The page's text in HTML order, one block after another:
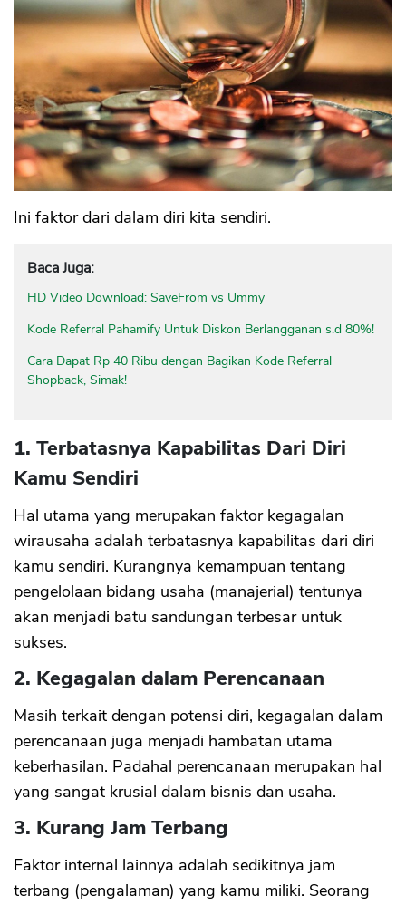
Ini faktor dari dalam diri kita sendiri.
Baca Juga:
HD Video Download: SaveFrom vs Ummy
Kode Referral Pahamify Untuk Diskon Berlangganan s.d 80%!
Cara Dapat Rp 40 Ribu dengan Bagikan Kode Referral
Shopback, Simak!
1. Terbatasnya Kapabilitas Dari Diri
Kamu Sendiri
Hal utama yang merupakan faktor kegagalan
wirausaha adalah terbatasnya kapabilitas dari diri
kamu sendiri. Kurangnya kemampuan tentang
pengelolaan bidang usaha (manajerial) tentunya
akan menjadi batu sandungan terbesar untuk
sukses.
2. Kegagalan dalam Perencanaan
Masih terkait dengan potensi diri, kegagalan dalam
perencanaan juga menjadi hambatan utama
keberhasilan. Padahal perencanaan merupakan hal
yang sangat krusial dalam bisnis dan usaha.
3. Kurang Jam Terbang
Faktor internal lainnya adalah sedikitnya jam
terbang (pengalaman) yang kamu miliki. Seorang